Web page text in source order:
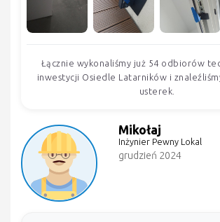
Łącznie wykonaliśmy już 54 odbiorów
inwestycji Osiedle Latarników i
usterek.
Mikołaj
Inżynier Pewny Lokal
grudzień 2024